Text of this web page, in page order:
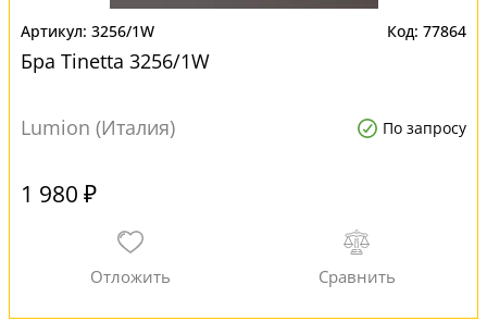
3256/1W 77864
Бра Tinetta 3256/1W
Lumion (Италия) По запросу
1 980 ₽